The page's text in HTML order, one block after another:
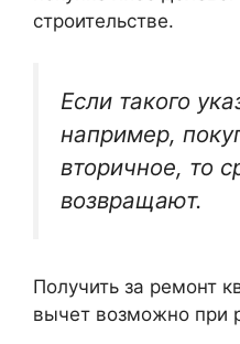
строительстве.
Если такого
например,
вторичное, то
возвращают.
Получить за ремонт
вычет возможно при